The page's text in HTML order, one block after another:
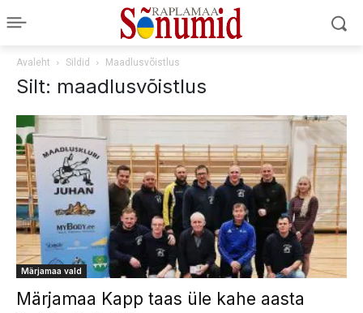
Avaleht Sildid Maadlusvõistlus
Silt: maadlusvõistlus
Märjamaa vald
Märjamaa Kapp taas üle kahe aasta